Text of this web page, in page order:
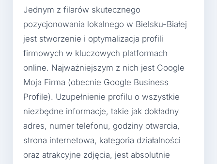
Jednym z filarów skutecznego
pozycjonowania lokalnego w Bielsku-Białej
jest stworzenie i optymalizacja profili
firmowych w kluczowych platformach
online. Najważniejszym z nich jest Google
Moja Firma (obecnie Google Business
Profile). Uzupełnienie profilu o wszystkie
niezbędne informacje, takie jak dokładny
adres, numer telefonu, godziny otwarcia,
strona internetowa, kategoria działalności
oraz atrakcyjne zdjęcia, jest absolutnie